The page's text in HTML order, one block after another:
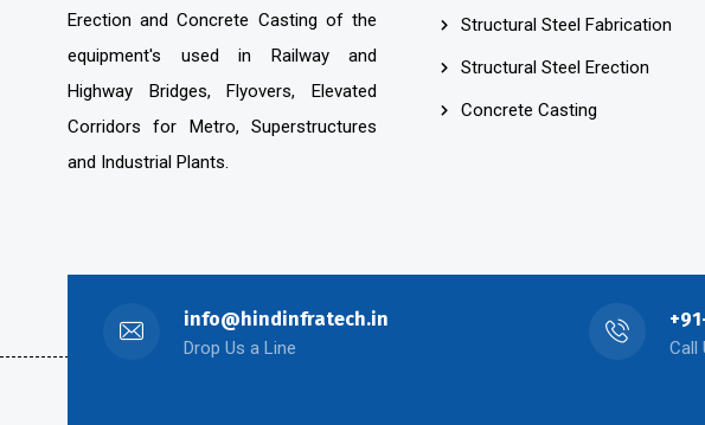
Erection and Concrete Casting of the
equipment's used in Railway and
Highway Bridges, Flyovers, Elevated
Corridors for Metro, Superstructures
and Industrial Plants.
Structural Steel Fabrication
Structural Steel Erection
Concrete Casting
info@hindinfratech.in
Drop Us a Line Call